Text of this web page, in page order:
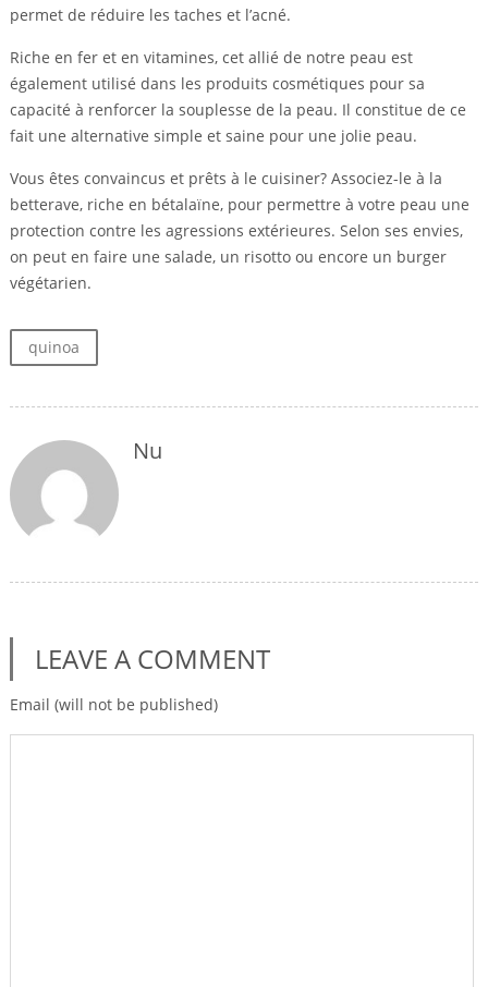
permet de réduire les taches et l’acné.
Riche en fer et en vitamines, cet allié de notre peau est
également utilisé dans les produits cosmétiques pour sa
capacité à renforcer la souplesse de la peau. Il constitue de ce
fait une alternative simple et saine pour une jolie peau.
Vous êtes convaincus et prêts à le cuisiner? Associez-le à la
betterave, riche en bétalaïne, pour permettre à votre peau une
protection contre les agressions extérieures. Selon ses envies,
on peut en faire une salade, un risotto ou encore un burger
végétarien.
quinoa
Nu
LEAVE A COMMENT
Email (will not be published)